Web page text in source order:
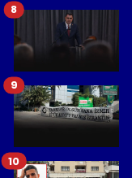
8
9
10